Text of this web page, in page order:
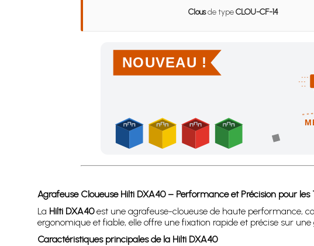
Clousde typeCLOU-CF-14
NOUVEAU !
Achetez 4 sachets ou boîtes d'agrafes ou de pointes et
Agrafeuse Cloueuse Hilti DXA40 – Performance et Précision pour les
La Hilti DXA40est une agrafeuse-cloueuse de haute performance,
ergonomique et fiable, elle offre une fixation rapide et précise sur
Caractéristiques principales de la Hilti DXA40